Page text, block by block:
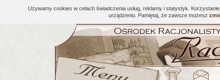
Używamy cookies w celach świadczenia usług, reklamy i statystyk.
urządzeniu. Pamiętaj, że zawsze możesz